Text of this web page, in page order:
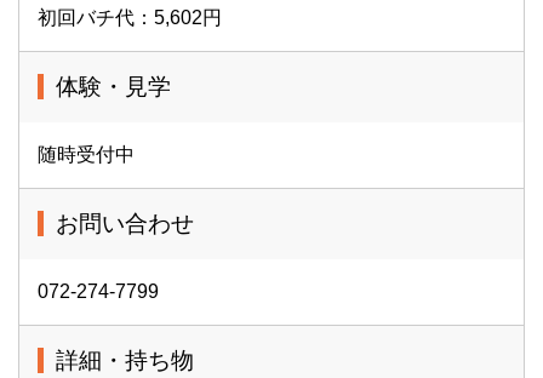
初回バチ代：5,602円
体験・見学
随時受付中
お問い合わせ
072-274-7799
詳細・持ち物